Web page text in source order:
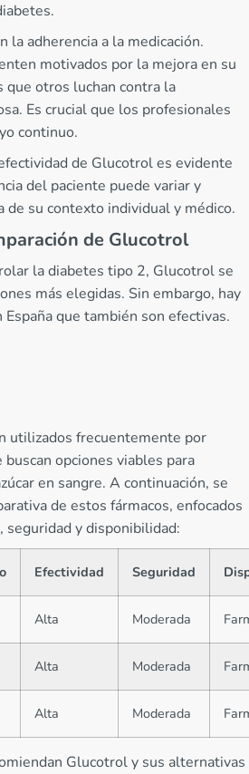
la adherencia a la medicación.
motivados por la mejora en su
que otros luchan contra la
Es crucial que los profesionales
continuo.
de Glucotrol es evidente
del paciente puede variar y
de su contexto individual y médico.
de Glucotrol
la diabetes tipo 2, Glucotrol se
más elegidas. Sin embargo, hay
que también son efectivas.
utilizados frecuentemente por
opciones viables para
en sangre. A continuación, se
de estos fármacos, enfocados
seguridad y disponibilidad:
Efectividad Seguridad
Alta Moderada
Alta Moderada
Alta Moderada
Glucotrol y sus alternativas